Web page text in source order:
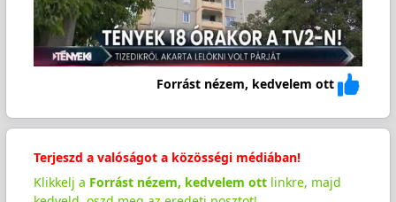
Forrást nézem, kedvelem ott
Terjeszd a valóságot a közösségi médiában!
Klikkelj a Forrást nézem, kedvelem ottlinkre, majd